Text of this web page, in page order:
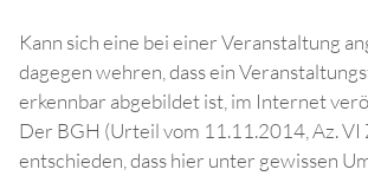
Kann sich eine bei einer Veranstaltung
dagegen wehren, dass ein
erkennbar abgebildet ist, im Internet
Der BGH (Urteil vom 11.11.2014, Az. VI
entschieden, dass hier unter gewissen